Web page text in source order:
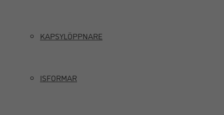
KAPSYLÖPPNARE
ISFORMAR